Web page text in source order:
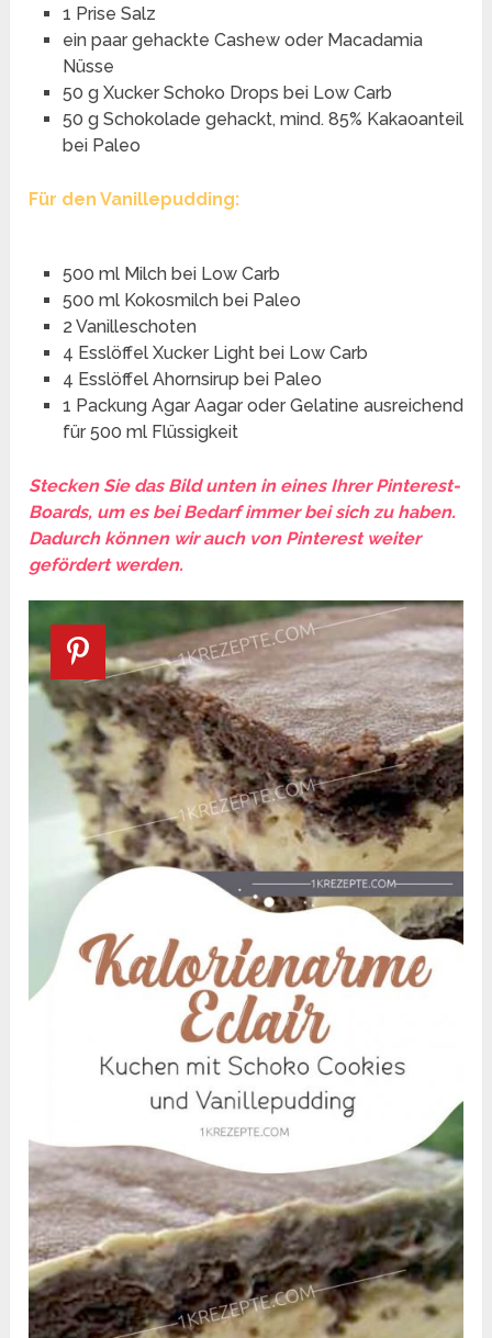
1 Prise Salz
ein paar gehackte Cashew oder Macadamia
Nüsse
50 g Xucker Schoko Drops bei Low Carb
50 g Schokolade gehackt, mind. 85% Kakaoanteil
bei Paleo
Für den Vanillepudding:
500 ml Milch bei Low Carb
500 ml Kokosmilch bei Paleo
2 Vanilleschoten
4 Esslöffel Xucker Light bei Low Carb
4 Esslöffel Ahornsirup bei Paleo
1 Packung Agar Aagar oder Gelatine ausreichend
für 500 ml Flüssigkeit
Stecken Sie das Bild unten in eines Ihrer Pinterest-
Boards, um es bei Bedarf immer bei sich zu haben.
Dadurch können wir auch von Pinterest weiter
gefördert werden.